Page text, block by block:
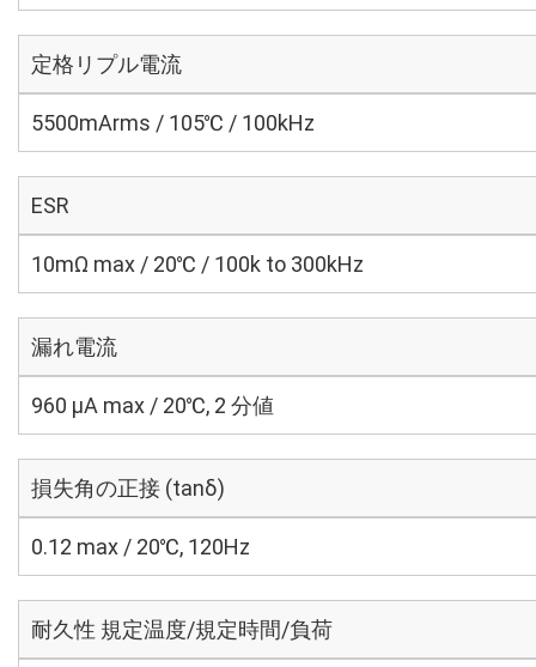
定格リプル電流
5500mArms / 105℃ / 100kHz
ESR
10mΩ max / 20℃ / 100k to 300kHz
漏れ電流
960 μA max / 20℃, 2 分値
損失角の正接 (tanδ)
0.12 max / 20℃, 120Hz
耐久性 規定温度/規定時間/負荷